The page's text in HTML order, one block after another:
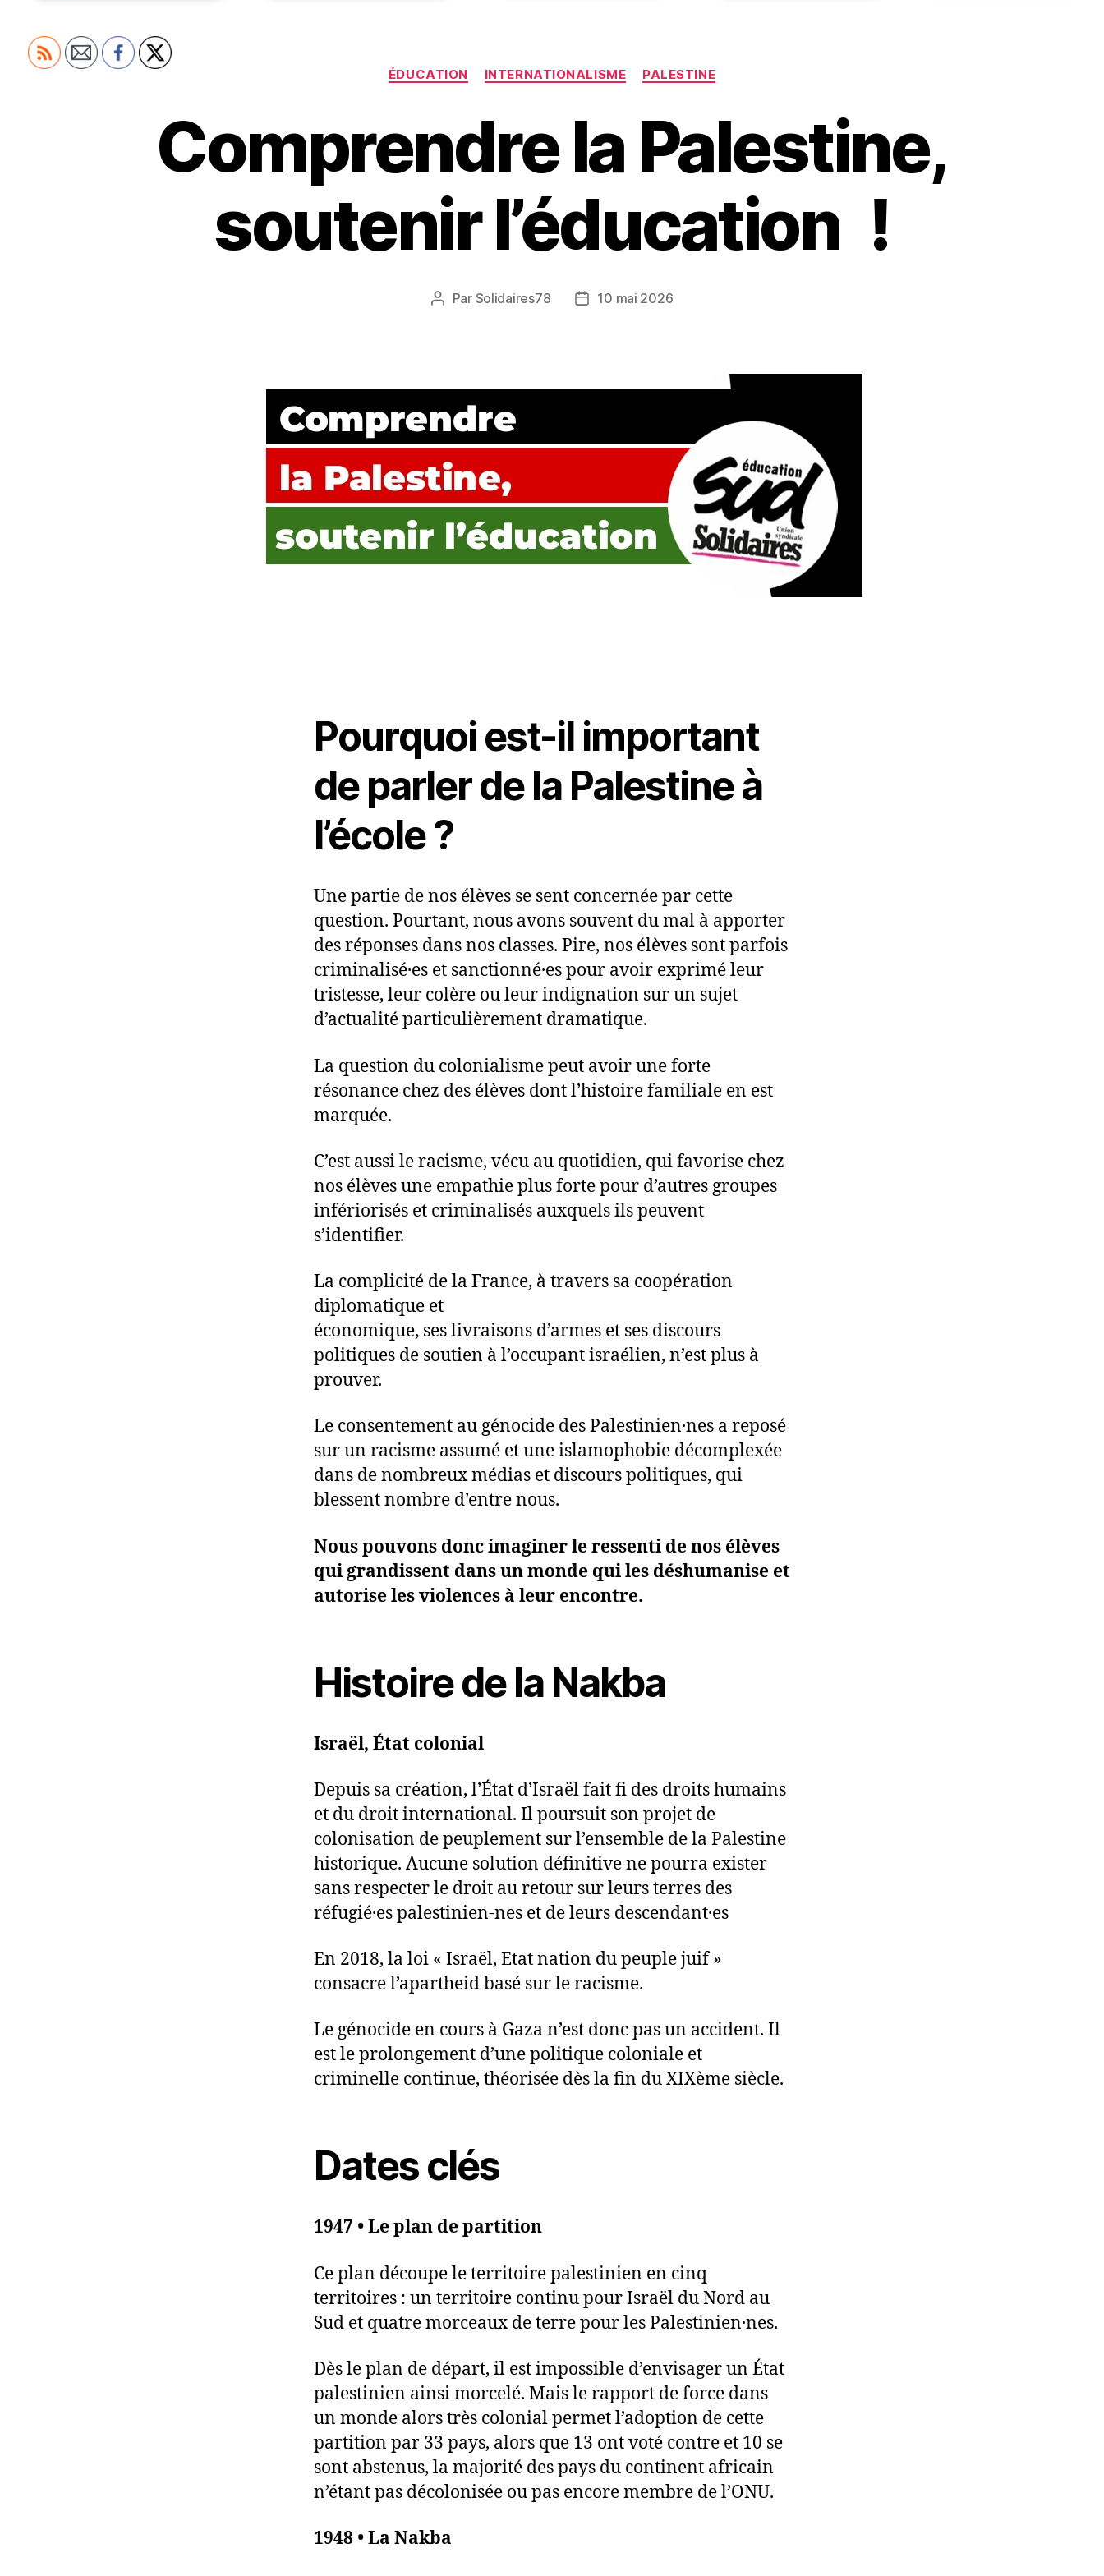
Catégories
ÉDUCATION INTERNATIONALISME PALESTINE
Comprendre la Palestine,
soutenir l’éducation !
Auteur
Par Solidaires78
Date10 mai 2026
Pourquoi est-il important
de parler de la Palestine à
l’école ?
Une partie de nos élèves se sent concernée par cette
question. Pourtant, nous avons souvent du mal à apporter
des réponses dans nos classes. Pire, nos élèves sont parfois
criminalisé·es et sanctionné·es pour avoir exprimé leur
tristesse, leur colère ou leur indignation sur un sujet
d’actualité particulièrement dramatique.
La question du colonialisme peut avoir une forte
résonance chez des élèves dont l’histoire familiale en est
marquée.
C’est aussi le racisme, vécu au quotidien, qui favorise chez
nos élèves une empathie plus forte pour d’autres groupes
infériorisés et criminalisés auxquels ils peuvent
s’identifier.
La complicité de la France, à travers sa coopération
diplomatique et
économique, ses livraisons d’armes et ses discours
politiques de soutien à l’occupant israélien, n’est plus à
prouver.
Le consentement au génocide des Palestinien·nes a reposé
sur un racisme assumé et une islamophobie décomplexée
dans de nombreux médias et discours politiques, qui
blessent nombre d’entre nous.
Nous pouvons donc imaginer le ressenti de nos élèves
qui grandissent dans un monde qui les déshumanise et
autorise les violences à leur encontre.
Histoire de la Nakba
Israël, État colonial
Depuis sa création, l’État d’Israël fait fi des droits humains
et du droit international. Il poursuit son projet de
colonisation de peuplement sur l’ensemble de la Palestine
historique. Aucune solution définitive ne pourra exister
sans respecter le droit au retour sur leurs terres des
réfugié·es palestinien-nes et de leurs descendant·es
En 2018, la loi « Israël, Etat nation du peuple juif »
consacre l’apartheid basé sur le racisme.
Le génocide en cours à Gaza n’est donc pas un accident. Il
est le prolongement d’une politique coloniale et
criminelle continue, théorisée dès la fin du XIXème siècle.
Dates clés
1947 • Le plan de partition
Ce plan découpe le territoire palestinien en cinq
territoires : un territoire continu pour Israël du Nord au
Sud et quatre morceaux de terre pour les Palestinien·nes.
Dès le plan de départ, il est impossible d’envisager un État
palestinien ainsi morcelé. Mais le rapport de force dans
un monde alors très colonial permet l’adoption de cette
partition par 33 pays, alors que 13 ont voté contre et 10 se
sont abstenus, la majorité des pays du continent africain
n’étant pas décolonisée ou pas encore membre de l’ONU.
1948 • La Nakba